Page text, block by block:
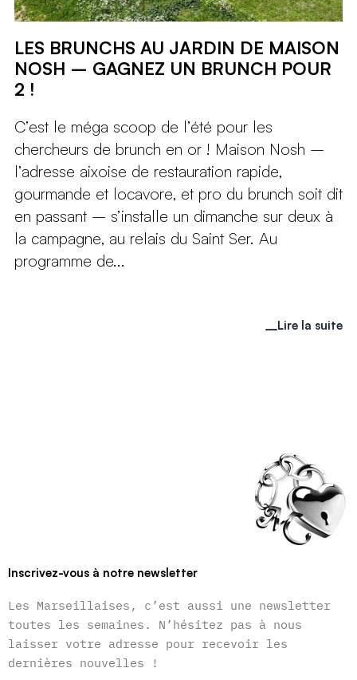
LES BRUNCHS AU JARDIN DE MAISON
NOSH – GAGNEZ UN BRUNCH POUR
2 !
C’est le méga scoop de l’été pour les
chercheurs de brunch en or ! Maison Nosh –
l’adresse aixoise de restauration rapide,
gourmande et locavore, et pro du brunch soit dit
en passant – s’installe un dimanche sur deux à
la campagne, au relais du Saint Ser. Au
programme de...
Lire la suite
Inscrivez-vous à notre newsletter
Les Marseillaises, c’est aussi une newsletter
toutes les semaines. N’hésitez pas à nous
laisser votre adresse pour recevoir les
dernières nouvelles !